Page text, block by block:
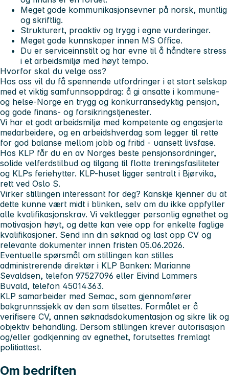
Meget gode kommunikasjonsevner på norsk, muntlig
og skriftlig.
Strukturert, proaktiv og trygg i egne vurderinger.
Meget gode kunnskaper innen MS Office.
Du er serviceinnstilt og har evne til å håndtere stress
i et arbeidsmiljø med høyt tempo.
Hvorfor skal du velge oss?
Hos oss vil du få spennende utfordringer i et stort selskap
med et viktig samfunnsoppdrag: å gi ansatte i kommune‑
og helse‑Norge en trygg og konkurransedyktig pensjon,
og gode finans- og forsikringstjenester.
Vi har et godt arbeidsmiljø med kompetente og engasjerte
medarbeidere, og en arbeidshverdag som legger til rette
for god balanse mellom jobb og fritid - uansett livsfase.
Hos KLP får du en av Norges beste pensjonsordninger,
solide velferdstilbud og tilgang til flotte treningsfasiliteter
og KLPs feriehytter. KLP-huset ligger sentralt i Bjørvika,
rett ved Oslo S.
Virker stillingen interessant for deg? Kanskje kjenner du at
dette kunne vært midt i blinken, selv om du ikke oppfyller
alle kvalifikasjonskrav. Vi vektlegger personlig egnethet og
motivasjon høyt, og dette kan veie opp for enkelte faglige
kvalifikasjoner. Send inn din søknad og last opp CV og
relevante dokumenter innen fristen 05.06.2026.
Eventuelle spørsmål om stillingen kan stilles
administrerende direktør i KLP Banken: Marianne
Sevaldsen, telefon 97527096 eller Eivind Lammers
Buvald, telefon 45014363.
KLP samarbeider med Semac, som gjennomfører
bakgrunnssjekk av den som tilsettes. Formålet er å
verifisere CV, annen søknadsdokumentasjon og sikre lik og
objektiv behandling. Dersom stillingen krever autorisasjon
og/eller godkjenning av egnethet, forutsettes fremlagt
politiattest.
Om bedriften